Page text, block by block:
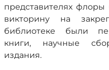
представителях
викторину на
библиотеке были
книги, научные
издания.